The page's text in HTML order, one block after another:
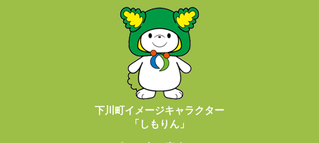
下川町イメージキャラクター
「しもりん」